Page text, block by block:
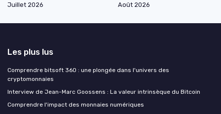
Juillet 2026
Août 2026
Les plus lus
Comprendre bitsoft 360 : une plongée dans l'univers des
cryptomonnaies
Interview de Jean-Marc Goossens : La valeur intrinsèque du Bitcoin
Comprendre l'impact des monnaies numériques